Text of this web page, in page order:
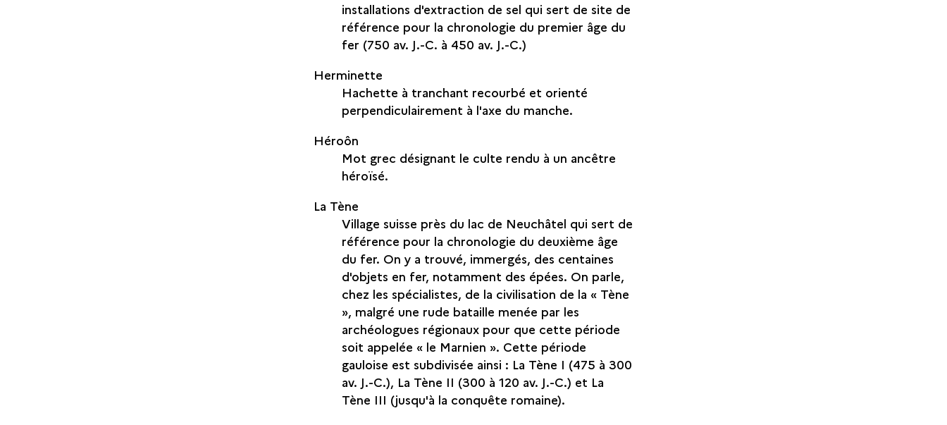
installations d'extraction de sel qui sert de site de
référence pour la chronologie du premier âge du
fer (750 av. J.-C. à 450 av. J.-C.)
Herminette
Hachette à tranchant recourbé et orienté
perpendiculairement à l'axe du manche.
Héroôn
Mot grec désignant le culte rendu à un ancêtre
héroïsé.
La Tène
Village suisse près du lac de Neuchâtel qui sert de
référence pour la chronologie du deuxième âge
du fer. On y a trouvé, immergés, des centaines
d'objets en fer, notamment des épées. On parle,
chez les spécialistes, de la civilisation de la « Tène
», malgré une rude bataille menée par les
archéologues régionaux pour que cette période
soit appelée « le Marnien ». Cette période
gauloise est subdivisée ainsi : La Tène I (475 à 300
av. J.-C.), La Tène II (300 à 120 av. J.-C.) et La
Tène III (jusqu'à la conquête romaine).